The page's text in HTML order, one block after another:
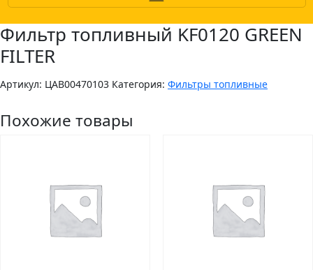
Фильтр топливный KF0120 GREEN
FILTER
Артикул: ЦAB00470103 Категория: Фильтры топливные
Похожие товары